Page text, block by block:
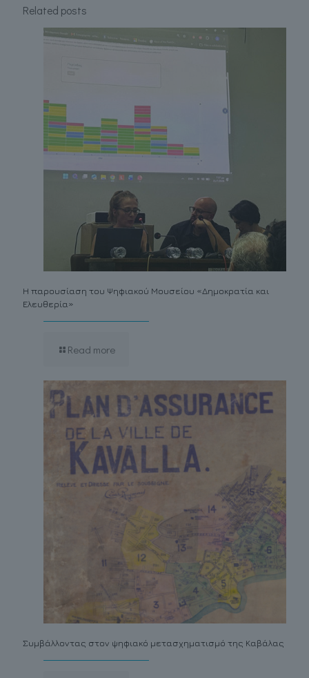
Related posts
Η παρουσίαση του Ψηφιακού Μουσείου «Δημοκρατία και
Ελευθερία»
Read more
Συμβάλλοντας στον ψηφιακό μετασχηματισμό της Καβάλας